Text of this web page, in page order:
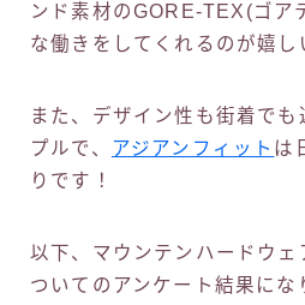
ンド素材のGORE-TEX(ゴア
な働きをしてくれるのが嬉し
また、デザイン性も街着で
プルで、
アジアンフィット は
りです！
以下、マウンテンハードウェ
ついてのアンケート結果にな